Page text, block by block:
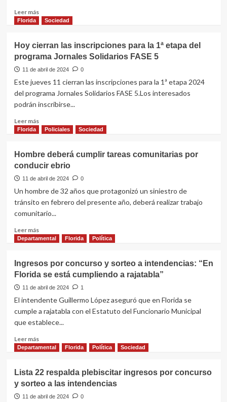
Florida
Leer másLeer
más
de
una
nueva
edición
la
campaña
Sueños”
Florida Sociedad
Hoy cierran las inscripciones para la 1ª etapa del
programa Jornales Solidarios FASE 5
11 de abril de 2024 0
Este jueves 11 cierran las inscripciones para la 1ª etapa 2024
del programa Jornales Solidarios FASE 5.Los interesados
podrán inscribirse...
Leer másLeer
más
cierran
las
inscripciones
para
1ª
etapa
programa
Jornales
FASE
5
Florida Policiales Sociedad
Hombre deberá cumplir tareas comunitarias por
conducir ebrio
11 de abril de 2024 0
Un hombre de 32 años que protagonizó un siniestro de
tránsito en febrero del presente año, deberá realizar trabajo
comunitario...
Leer másLeer
más
deberá
cumplir
tareas
comunitarias
conducir
ebrio
Departamental Florida Política
Ingresos por concurso y sorteo a intendencias: “En
Florida se está cumpliendo a rajatabla”
11 de abril de 2024 1
El intendente Guillermo López aseguró que en Florida se
cumple a rajatabla con el Estatuto del Funcionario Municipal
que establece...
Leer másLeer
más
por
concurso
y
Departamental Florida Política Sociedad
Lista 22 respalda plebiscitar ingresos por concurso
y sorteo a las intendencias
11 de abril de 2024 0